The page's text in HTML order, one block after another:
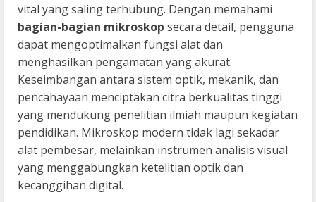
vital yang saling terhubung. Dengan memahami
bagian-bagian mikroskop secara detail, pengguna
dapat mengoptimalkan fungsi alat dan
menghasilkan pengamatan yang akurat.
Keseimbangan antara sistem optik, mekanik, dan
pencahayaan menciptakan citra berkualitas tinggi
yang mendukung penelitian ilmiah maupun kegiatan
pendidikan. Mikroskop modern tidak lagi sekadar
alat pembesar, melainkan instrumen analisis visual
yang menggabungkan ketelitian optik dan
kecanggihan digital.